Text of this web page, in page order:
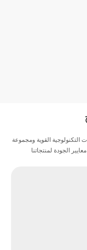
التكنولوجية القوية ومجموعة